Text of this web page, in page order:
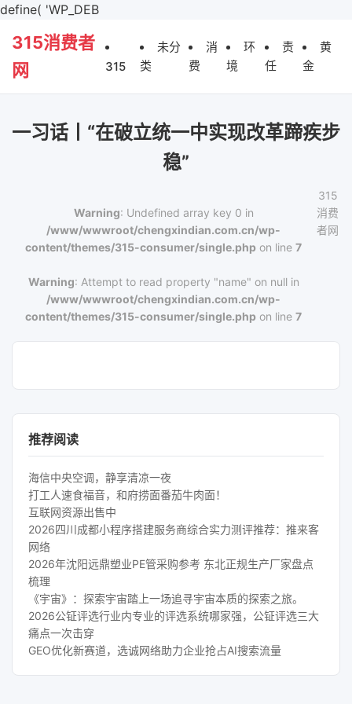
define( 'WP_DEB
315消费者
网
315
未分
类
消
费
环
境
责
任
黄
金
一习话丨“在破立统一中实现改革蹄疾步
稳”
Warning: Undefined array key 0 in
/www/wwwroot/chengxindian.com.cn/wp-
content/themes/315-consumer/single.php on line7
Warning: Attempt to read property "name" on null in
/www/wwwroot/chengxindian.com.cn/wp-
content/themes/315-consumer/single.php on line7
315
消费
者网
推荐阅读
海信中央空调，静享清凉一夜
打工人速食福音，和府捞面番茄牛肉面！
互联网资源出售中
2026四川成都小程序搭建服务商综合实力测评推荐：推来客
网络
2026年沈阳远鼎塑业PE管采购参考 东北正规生产厂家盘点
梳理
《宇宙》：探索宇宙踏上一场追寻宇宙本质的探索之旅。
2026公钲评选行业内专业的评选系统哪家强，公钲评选三大
痛点一次击穿
GEO优化新赛道，选诚网络助力企业抢占AI搜索流量